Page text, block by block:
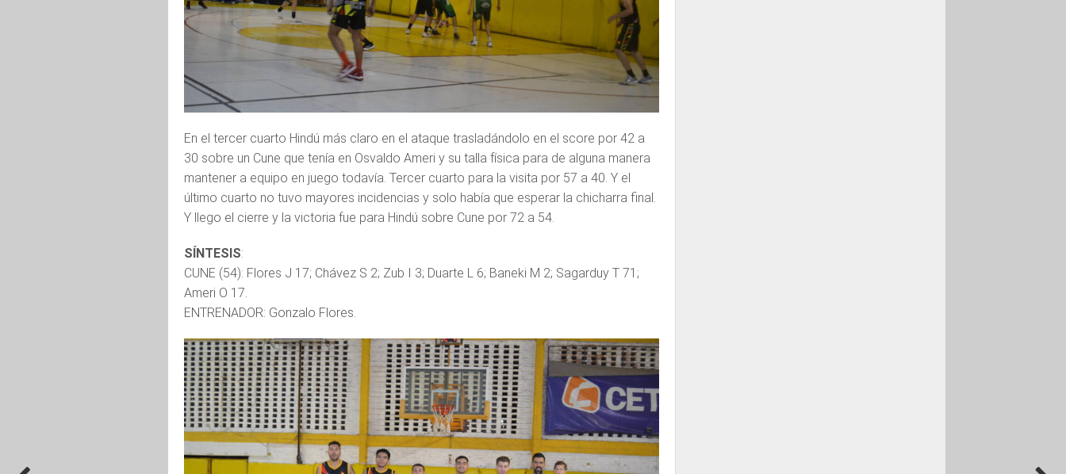
En el tercer cuarto Hindú más claro en el ataque trasladándolo en el score por 42 a
30 sobre un Cune que tenía en Osvaldo Ameri y su talla física para de alguna manera
mantener a equipo en juego todavía. Tercer cuarto para la visita por 57 a 40. Y el
último cuarto no tuvo mayores incidencias y solo había que esperar la chicharra final.
Y llego el cierre y la victoria fue para Hindú sobre Cune por 72 a 54.
SÍNTESIS:
CUNE (54): Flores J 17; Chávez S 2; Zub I 3; Duarte L 6; Baneki M 2; Sagarduy T 71;
Ameri O 17.
ENTRENADOR: Gonzalo Flores.